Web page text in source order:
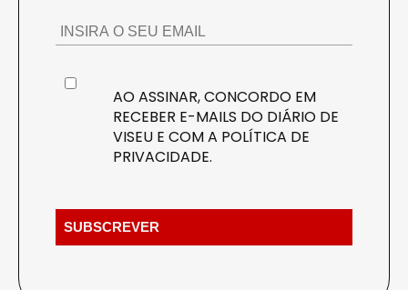
AO ASSINAR, CONCORDO EM
RECEBER E-MAILS DO DIÁRIO DE
VISEU E COM A POLÍTICA DE
PRIVACIDADE.